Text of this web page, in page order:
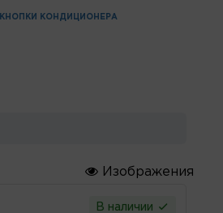
КНОПКИ КОНДИЦИОНЕРА
Изображения
В наличии